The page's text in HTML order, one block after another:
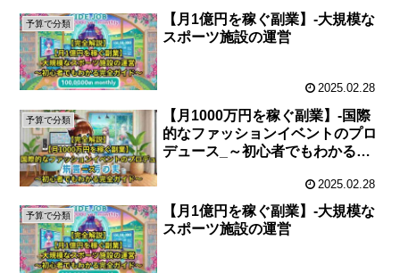
予算で分類
【月1億円を稼ぐ副業】-大規模な
スポーツ施設の運営
2025.02.28
予算で分類
【月1000万円を稼ぐ副業】-国際
的なファッションイベントのプロ
デュース_～初心者でもわかる徹
2025.02.28
予算で分類
【月1億円を稼ぐ副業】-大規模な
スポーツ施設の運営